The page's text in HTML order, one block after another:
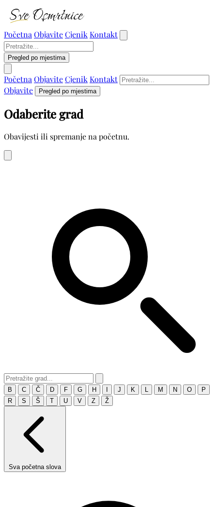
Početna ObjaviteCjenik Kontakt
Pregled po mjestima
Početna ObjaviteCjenik Kontakt
Objavite
Pregled po mjestima
Odaberite grad
Obavijesti ili spremanje na početnu.
B C Č D F G H J K M N O
P
R
S Š T U V Z Ž
Sva početna slova